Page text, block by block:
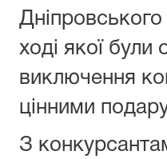
ході якої були
виключення
цінними
З